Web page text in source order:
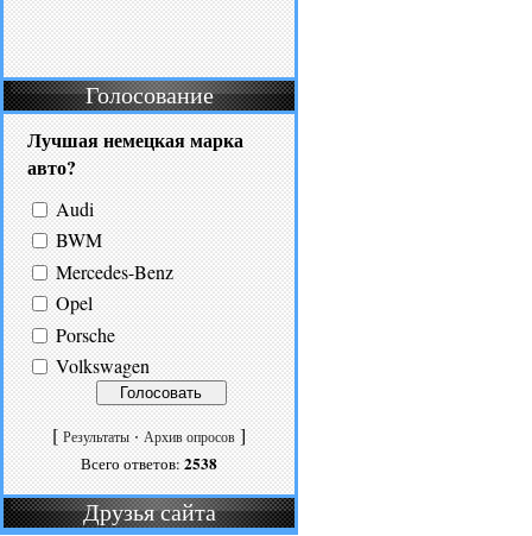
Голосование
Лучшая немецкая марка
авто?
Audi
BWM
Mercedes-Benz
Opel
Porsche
Volkswagen
[Результаты·Архив опросов]
Всего ответов:2538
Друзья сайта